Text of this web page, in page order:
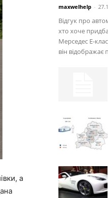
а
maxwelhelp -
Відгук про
хто хоче
Мерседес Е-
він відображає